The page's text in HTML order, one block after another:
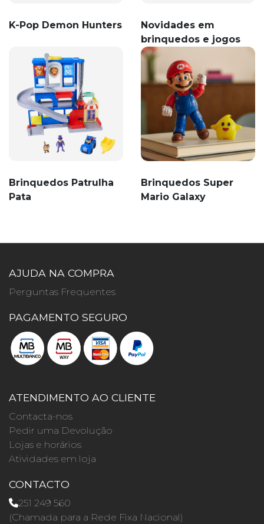
K-Pop Demon Hunters
Novidades em
brinquedos e jogos
Brinquedos Patrulha
Pata
Brinquedos Super
Mario Galaxy
AJUDA NA COMPRA
Perguntas Frequentes
PAGAMENTO SEGURO
ATENDIMENTO AO CLIENTE
Contacta-nos
Pedir uma Devolução
Lojas e horários
Atividades em loja
CONTACTO
251 249 560
(Chamada para a Rede Fixa Nacional)